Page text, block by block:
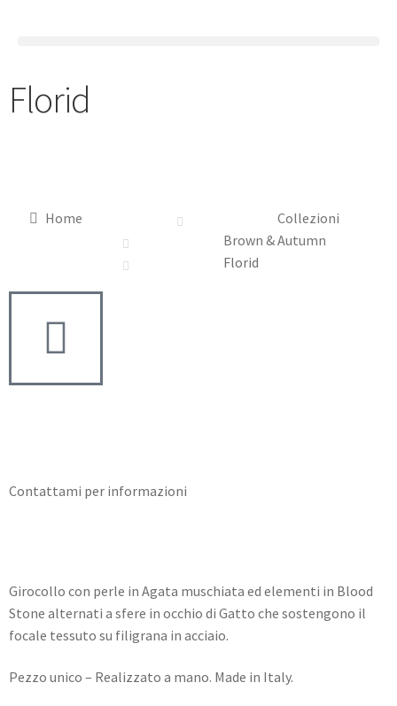
Florid
Home
Collezioni
Brown & Autumn
Florid
Contattami per informazioni
Girocollo con perle in Agata muschiata ed elementi in Blood
Stone alternati a sfere in occhio di Gatto che sostengono il
focale tessuto su filigrana in acciaio.
Pezzo unico – Realizzato a mano. Made in Italy.